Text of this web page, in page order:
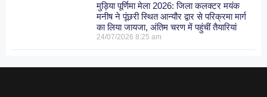
मुड़िया पूर्णिमा मेला 2026: जिला कलक्टर मयंक
मनीष ने पूंछरी स्थित आन्यौर द्वार से परिक्रमा मार्ग
का लिया जायजा, अंतिम चरण में पहुंचीं तैयारियां
24/07/20268:25 am